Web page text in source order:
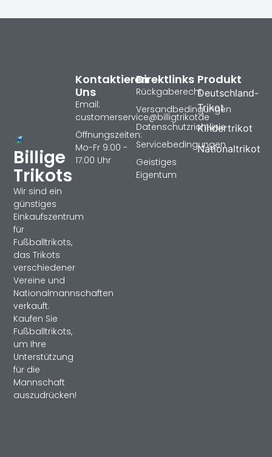
Billige
Trikots
Wir sind ein
günstiges
Einkaufszentrum
für
Fußballtrikots,
das Trikots
verschiedener
Vereine und
Nationalmannschaften
verkauft.
Kaufen Sie
Fußballtrikots,
um Ihre
Unterstützung
für die
Mannschaft
auszudrücken!
Produkt
Deutschland-
Trikot
Kindertrikot
Nationaltrikot
Direktlinks
Rückgaberecht
Versandbedingungen
Datenschutzrichtlinie
Servicebedingungen
Geistiges
Eigentum
Kontaktieren
Uns
Email:
customerservice@billigtrikotde
Öffnungszeiten:
Mo-Fr 9:00 -
17:00 Uhr